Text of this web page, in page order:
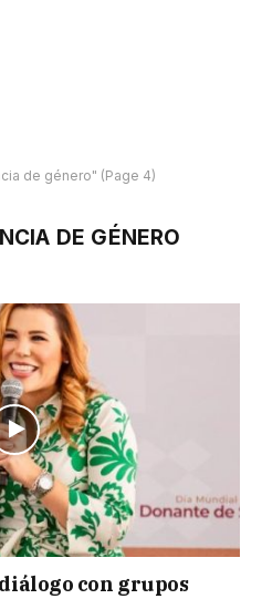
de género" (Page 4)
DE GÉNERO
con grupos